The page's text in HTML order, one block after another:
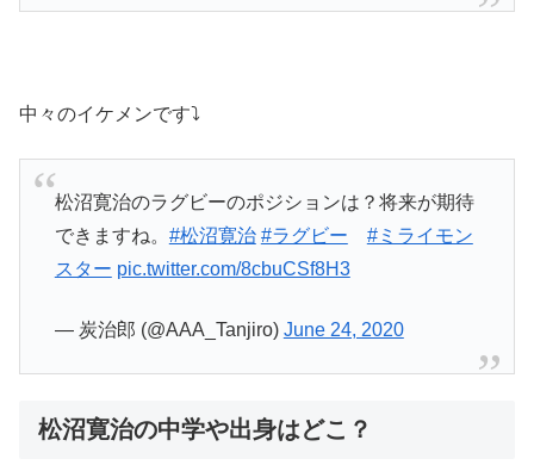
中々のイケメンです⤵
松沼寛治のラグビーのポジションは？将来が期待
できますね。 #松沼寛治 #ラグビー
#ミライモン
スター pic.twitter.com/8cbuCSf8H3
— 炭治郎 (@AAA_Tanjiro) June 24, 2020
松沼寛治の中学や出身はどこ？